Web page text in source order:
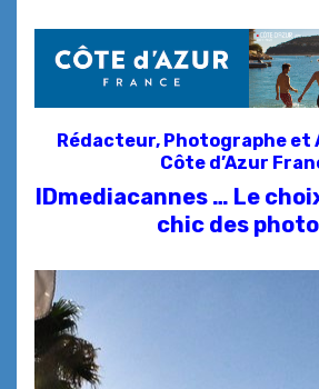
Rédacteur, Photographe et
Côte d’Azur
IDmediacannes … Le
chic des